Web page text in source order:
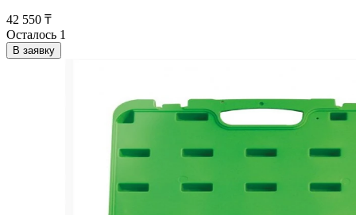
42 550 ₸
Осталось 1
В заявку